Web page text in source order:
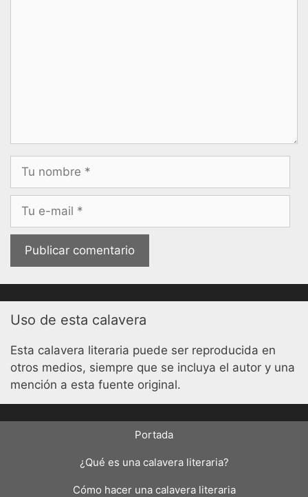
electrónico
Uso de esta calavera
Esta calavera literaria puede ser reproducida en
otros medios, siempre que se incluya el autor y una
mención a esta fuente original.
Portada
¿Qué es una calavera literaria?
Cómo hacer una calavera literaria